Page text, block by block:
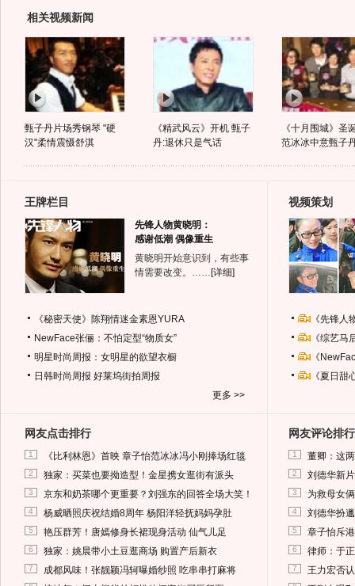
相关视频新闻
甄子丹片场秀钢琴 "硬
汉"柔情震慑舒淇
《精武风云》开机 甄子
丹:退休只是气话
《十月围城》圣
范冰冰中意甄子
王牌栏目
先锋人物黄晓明：
感谢低潮 偶像重生
黄晓明开始意识到，有些事
情需要改变。…… [详细]
《秘密天使》陈翔情迷金素恩YURA
NewFace张俪：不怕定型“物质女”
明星时尚周报：女明星的欲望衣橱
日韩时尚周报 好莱坞街拍周报
更多 >>
视频策划
《先锋
《综艺
《
《夏日
网友点击排行
1 《比利林恩》首映 章子怡范冰冰冯小刚捧场红毯
2 独家：买菜也要拗造型！金星携女逛街有派头
3 京东和奶茶哪个更重要？刘强东的回答全场大笑！
4 杨威晒照庆祝结婚8周年 杨阳洋轻抚妈妈孕肚
5 艳压群芳！唐嫣修身长裙现身活动 仙气儿足
6 独家：姚晨带小土豆逛商场 购置产后新衣
7 成都风味！张靓颖冯轲曝婚纱照 吃串串打麻将
网友评论排行
1 董卿：这
2 刘德华新
3 为救母女
4 刘德华扮
5 章子怡斥
6 律师：于
7 王力宏否